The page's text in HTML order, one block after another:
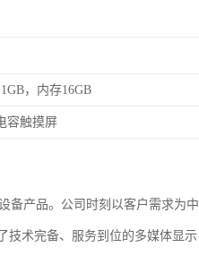
，内存16GB
容触摸屏
备产品。公司时刻以客户需求为中
技术完备、服务到位的多媒体显示